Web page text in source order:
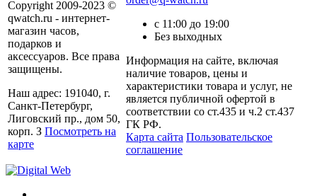
Copyright 2009-2023 ©
qwatch.ru - интернет-
магазин часов,
подарков и
аксессуаров. Все права
защищены.
Наш адрес: 191040, г.
Санкт-Петербург,
Лиговский пр., дом 50,
корп. З Посмотреть на
карте
с 11:00 до 19:00
Без выходных
Информация на сайте, включая
наличие товаров, цены и
характеристики товара и услуг, не
является публичной офертой в
соответствии со ст.435 и ч.2 ст.437
ГК РФ.
Карта сайта Пользовательское
соглашение